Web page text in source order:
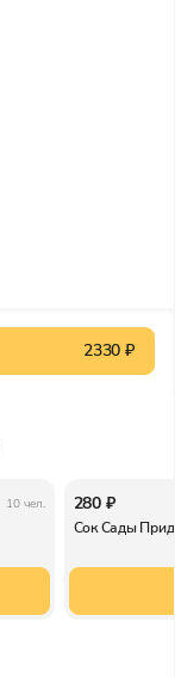
2330 ₽
10 чел. 280 ₽
Сок Сады